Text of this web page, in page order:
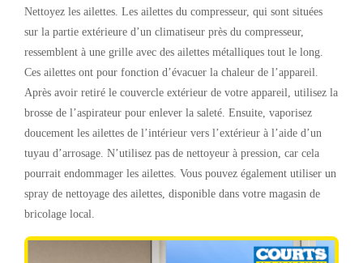
Nettoyez les ailettes. Les ailettes du compresseur, qui sont situées
sur la partie extérieure d’un climatiseur près du compresseur,
ressemblent à une grille avec des ailettes métalliques tout le long.
Ces ailettes ont pour fonction d’évacuer la chaleur de l’appareil.
Après avoir retiré le couvercle extérieur de votre appareil, utilisez la
brosse de l’aspirateur pour enlever la saleté. Ensuite, vaporisez
doucement les ailettes de l’intérieur vers l’extérieur à l’aide d’un
tuyau d’arrosage. N’utilisez pas de nettoyeur à pression, car cela
pourrait endommager les ailettes. Vous pouvez également utiliser un
spray de nettoyage des ailettes, disponible dans votre magasin de
bricolage local.